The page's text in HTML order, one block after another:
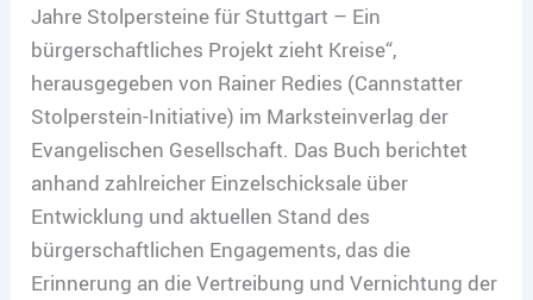
Jahre Stolpersteine für Stuttgart – Ein
bürgerschaftliches Projekt zieht Kreise“,
herausgegeben von Rainer Redies (Cannstatter
Stolperstein-Initiative) im Marksteinverlag der
Evangelischen Gesellschaft. Das Buch berichtet
anhand zahlreicher Einzelschicksale über
Entwicklung und aktuellen Stand des
bürgerschaftlichen Engagements, das die
Erinnerung an die Vertreibung und Vernichtung der